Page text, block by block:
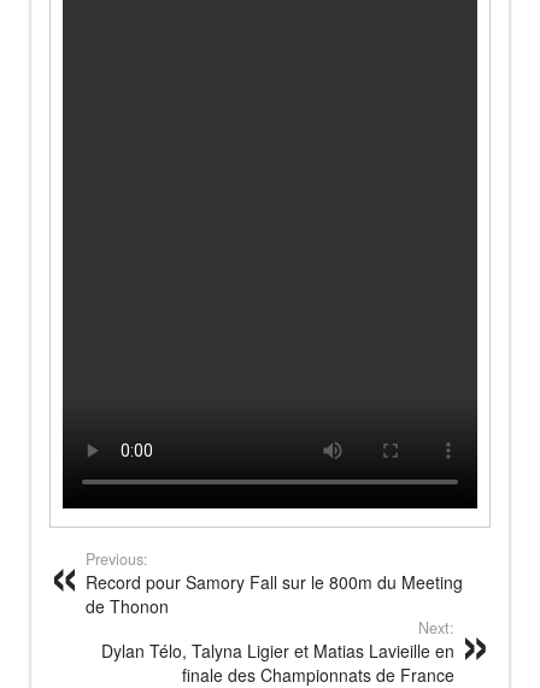
Previous:
Record pour Samory Fall sur le 800m du Meeting
de Thonon
Next:
Dylan Télo, Talyna Ligier et Matias Lavieille en
finale des Championnats de France